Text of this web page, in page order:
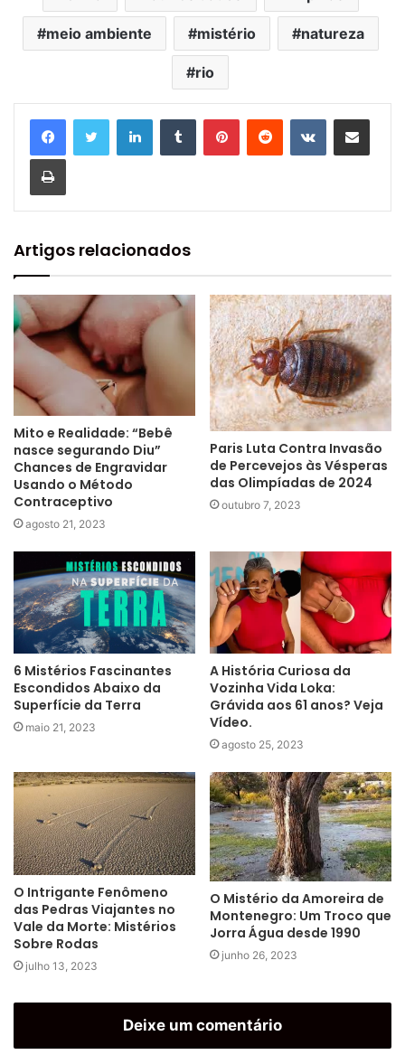
meio ambiente mistério natureza
rio
Artigos relacionados
Mito e Realidade: “Bebê
nasce segurando Diu”
Chances de Engravidar
Usando o Método
Contraceptivo
agosto 21, 2023
Paris Luta Contra Invasão
de Percevejos às Vésperas
das Olimpíadas de 2024
outubro 7, 2023
6 Mistérios Fascinantes
Escondidos Abaixo da
Superfície da Terra
maio 21, 2023
A História Curiosa da
Vozinha Vida Loka:
Grávida aos 61 anos? Veja
Vídeo.
agosto 25, 2023
O Intrigante Fenômeno
das Pedras Viajantes no
Vale da Morte: Mistérios
Sobre Rodas
julho 13, 2023
O Mistério da Amoreira de
Montenegro: Um Troco que
Jorra Água desde 1990
junho 26, 2023
Deixe um comentário